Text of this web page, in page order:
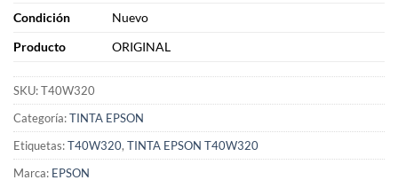
Condición
Nuevo
Producto
ORIGINAL
SKU:T40W320
Categoría:TINTA EPSON
Etiquetas:T40W320, TINTA EPSON T40W320
Marca: EPSON